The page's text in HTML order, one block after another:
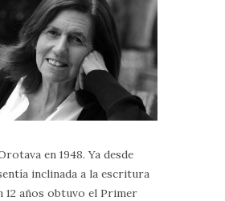
en 1948. Ya desde
inclinada a la escritura
12 años obtuvo el Primer